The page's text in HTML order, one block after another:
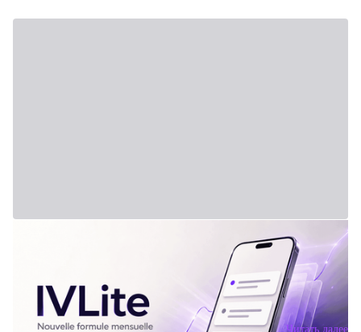
IVLite: только суть IVT в уведомлениях, за 29 €/мес Чёткие планы,
рыночные брифинги и дебрифинги — на твой телефон и
компьютер. Только главное. Проблема не в недостатке информации.
Проблема — в её избытке. Каждый день десятки анализов и
противоречивых мнений пересекаются на рынках. В итоге —
Читать далее